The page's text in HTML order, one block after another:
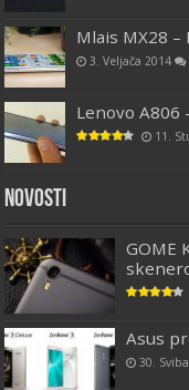
Mlais MX28
3. Veljača 2014
Lenovo A806
11.
Novosti
GOME
Asus
30.